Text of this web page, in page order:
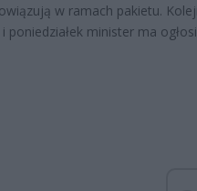
w ramach pakietu.
poniedziałek minister ma